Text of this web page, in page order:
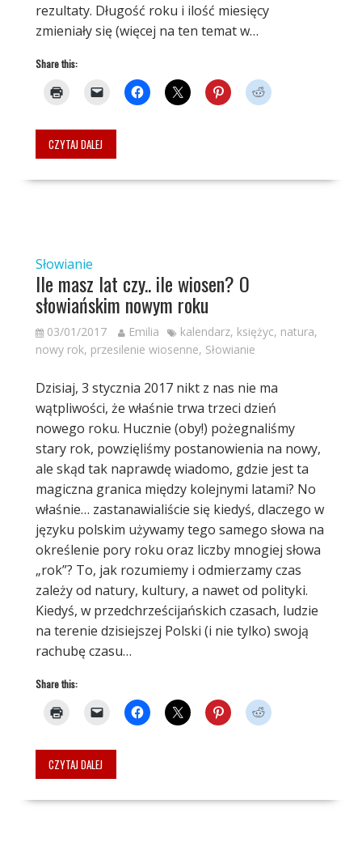
rezultaty. Długość roku i ilość miesięcy
zmieniały się (więcej na ten temat w…
Share this:
CZYTAJ DALEJ
Słowianie
Ile masz lat czy.. ile wiosen? O
słowiańskim nowym roku
03/01/2017 Emilia kalendarz, księżyc, natura,
nowy rok, przesilenie wiosenne, Słowianie
Dzisiaj, 3 stycznia 2017 nikt z nas nie ma
wątpliwości, że właśnie trwa trzeci dzień
nowego roku. Hucznie (oby!) pożegnaliśmy
stary rok, powzięliśmy postanowienia na nowy,
ale skąd tak naprawdę wiadomo, gdzie jest ta
magiczna granica między kolejnymi latami? No
właśnie… zastanawialiście się kiedyś, dlaczego w
języku polskim używamy tego samego słowa na
określenie pory roku oraz liczby mnogiej słowa
„rok”? To, jak rozumiemy i odmierzamy czas
zależy od natury, kultury, a nawet od polityki.
Kiedyś, w przedchrześcijańskich czasach, ludzie
na terenie dzisiejszej Polski (i nie tylko) swoją
rachubę czasu…
Share this:
CZYTAJ DALEJ